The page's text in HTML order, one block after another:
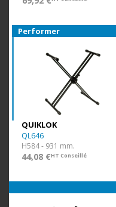
Performer
QUIKLOK
QL646
H584 - 931 mm.
44,08 €HT Conseillé